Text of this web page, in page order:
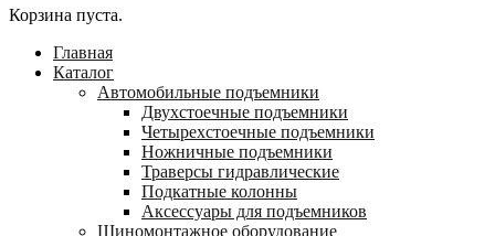
Корзина пуста.
Главная
Каталог
Автомобильные подъемники
Двухстоечные подъемники
Четырехстоечные подъемники
Ножничные подъемники
Траверсы гидравлические
Подкатные колонны
Аксессуары для подъемников
Шиномонтажное оборудование